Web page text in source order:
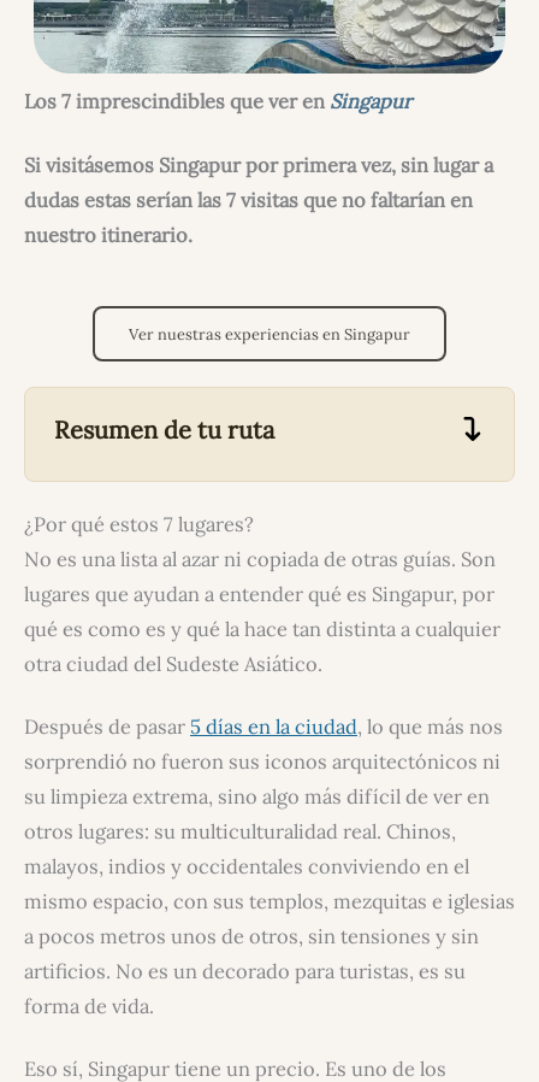
Los 7 imprescindibles que ver en Singapur
Si visitásemos Singapur por primera vez, sin lugar a
dudas estas serían las 7 visitas que no faltarían en
nuestro itinerario.
Ver nuestras experiencias en Singapur
Resumen de tu ruta
¿Por qué estos 7 lugares?
No es una lista al azar ni copiada de otras guías. Son
lugares que ayudan a entender qué es Singapur, por
qué es como es y qué la hace tan distinta a cualquier
otra ciudad del Sudeste Asiático.
Después de pasar 5 días en la ciudad, lo que más nos
sorprendió no fueron sus iconos arquitectónicos ni
su limpieza extrema, sino algo más difícil de ver en
otros lugares: su multiculturalidad real. Chinos,
malayos, indios y occidentales conviviendo en el
mismo espacio, con sus templos, mezquitas e iglesias
a pocos metros unos de otros, sin tensiones y sin
artificios. No es un decorado para turistas, es su
forma de vida.
Eso sí, Singapur tiene un precio. Es uno de los